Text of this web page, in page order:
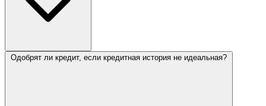
Одобрят ли кредит, если кредитная история не идеальная?